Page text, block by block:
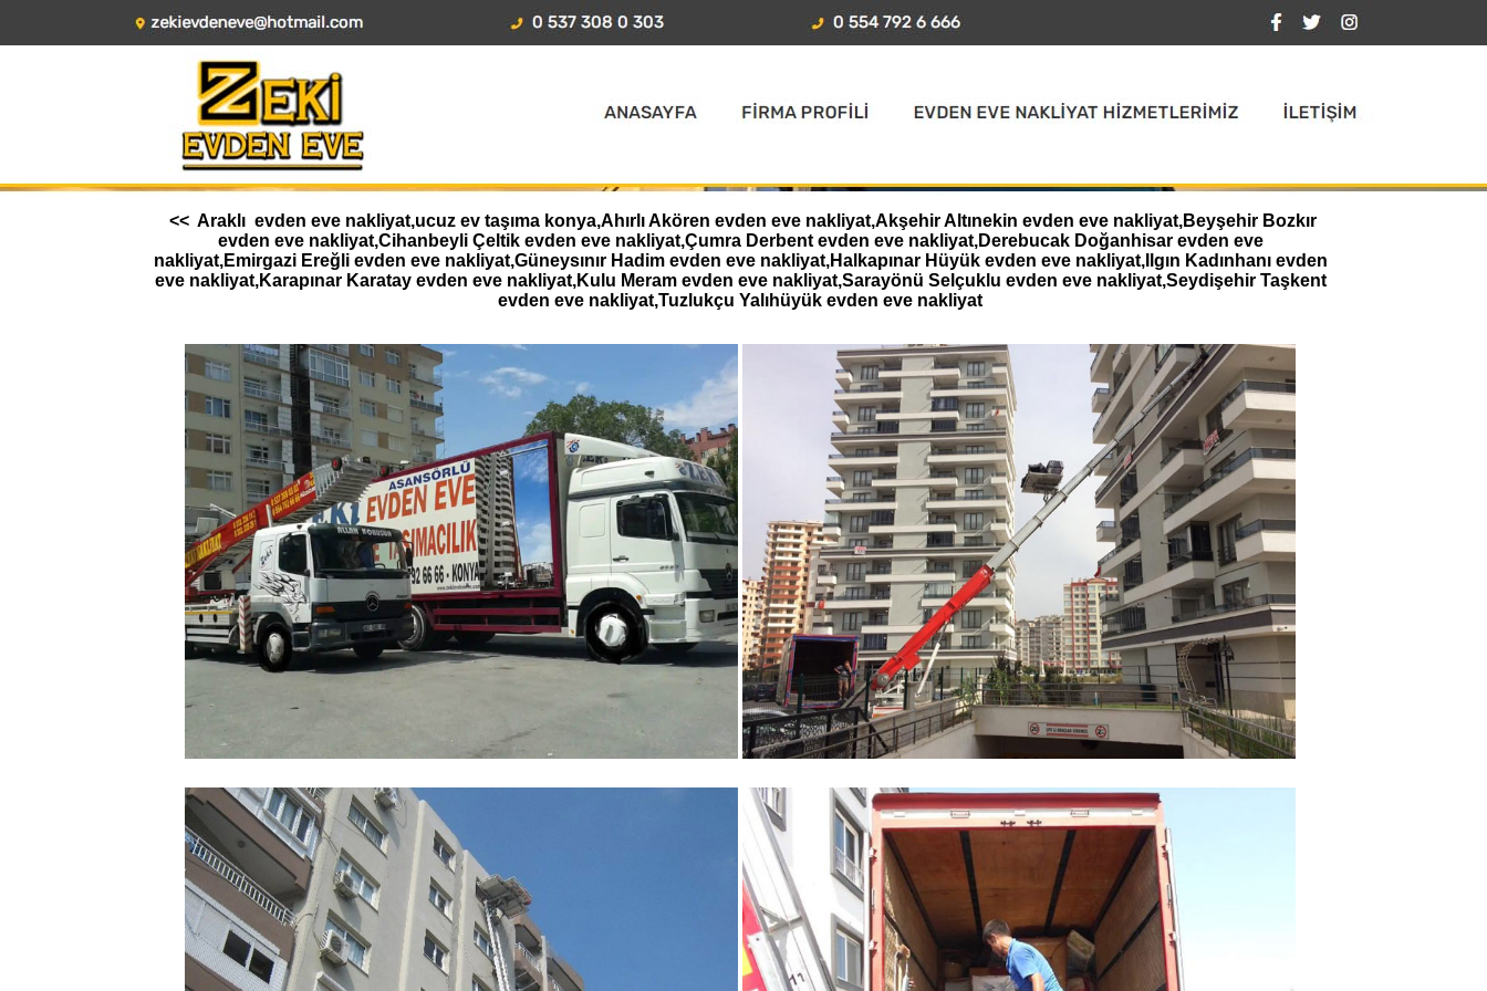
<< Araklı evden eve nakliyat,ucuz ev taşıma konya,Ahırlı Akören evden eve nakliyat,Akşehir Altınekin evden eve nakliyat,Beyşehir Bozkır
evden eve nakliyat,Cihanbeyli Çeltik evden eve nakliyat,Çumra Derbent evden eve nakliyat,Derebucak Doğanhisar evden eve
nakliyat,Emirgazi Ereğli evden eve nakliyat,Güneysınır Hadim evden eve nakliyat,Halkapınar Hüyük evden eve nakliyat,Ilgın Kadınhanı evden
eve nakliyat,Karapınar Karatay evden eve nakliyat,Kulu Meram evden eve nakliyat,Sarayönü Selçuklu evden eve nakliyat,Seydişehir Taşkent
evden eve nakliyat,Tuzlukçu Yalıhüyük evden eve nakliyat